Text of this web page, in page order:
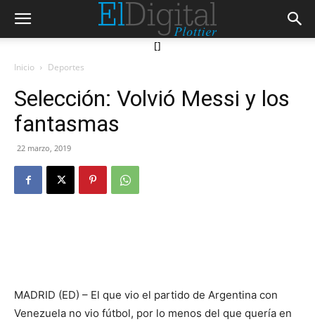
[]
Inicio Deportes
Selección: Volvió Messi y los
fantasmas
22 marzo, 2019
MADRID (ED) – El que vio el partido de Argentina con
Venezuela no vio fútbol, por lo menos del que quería en